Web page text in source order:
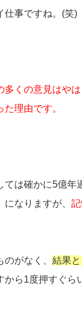
仕事ですね。(笑)
多くの意見はや
理由です。
ては確かに5億年
なりますが、
がなく、 結果
から1度押すぐら